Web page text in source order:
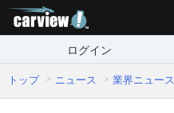
ログイン
トップ ニュース 業界ニュース